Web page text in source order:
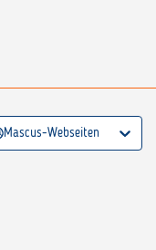
Mascus-Webseiten